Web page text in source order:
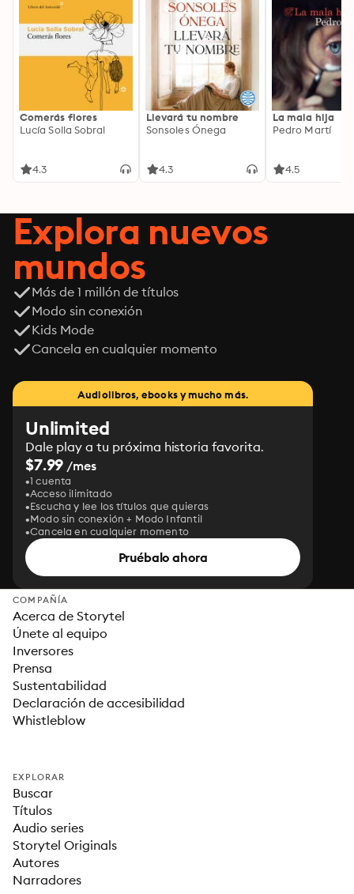
Comerás flores
Lucía Solla Sobral
4.3
Llevará tu nombre
Sonsoles Ónega
4.3
La mala hija
Pedro Martí
4.5
Explora nuevos
mundos
Más de 1 millón de títulos
Modo sin conexión
Kids Mode
Cancela en cualquier momento
Audiolibros, ebooks y mucho más.
Unlimited
Dale play a tu próxima historia favorita.
$7.99 /mes
1 cuenta
Acceso ilimitado
Escucha y lee los títulos que quieras
Modo sin conexión + Modo Infantil
Cancela en cualquier momento
Pruébalo ahora
COMPAÑÍA
Acerca de Storytel
Únete al equipo
Inversores
Prensa
Sustentabilidad
Declaración de accesibilidad
Whistleblow
EXPLORAR
Buscar
Títulos
Audio series
Storytel Originals
Autores
Narradores